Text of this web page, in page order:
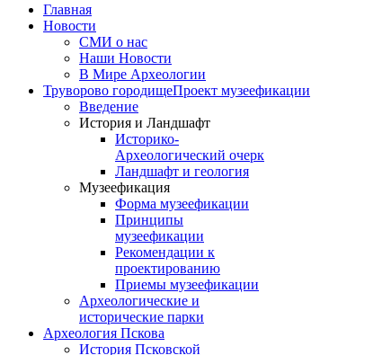
Главная
Новости
СМИ о нас
Наши Новости
В Мире Археологии
Труворово городищеПроект музеефикации
Введение
История и Ландшафт
Историко-
Археологический очерк
Ландшафт и геология
Музеефикация
Форма музеефикации
Принципы
музеефикации
Рекомендации к
проектированию
Приемы музеефикации
Археологические и
исторические парки
Археология Пскова
История Псковской